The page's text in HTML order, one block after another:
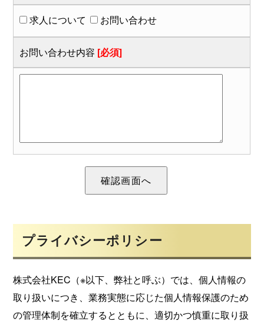
求人について お問い合わせ
お問い合わせ内容 [必須]
プライバシーポリシー
株式会社KEC（※以下、弊社と呼ぶ）では、個人情報の
取り扱いにつき、業務実態に応じた個人情報保護のため
の管理体制を確立するとともに、適切かつ慎重に取り扱